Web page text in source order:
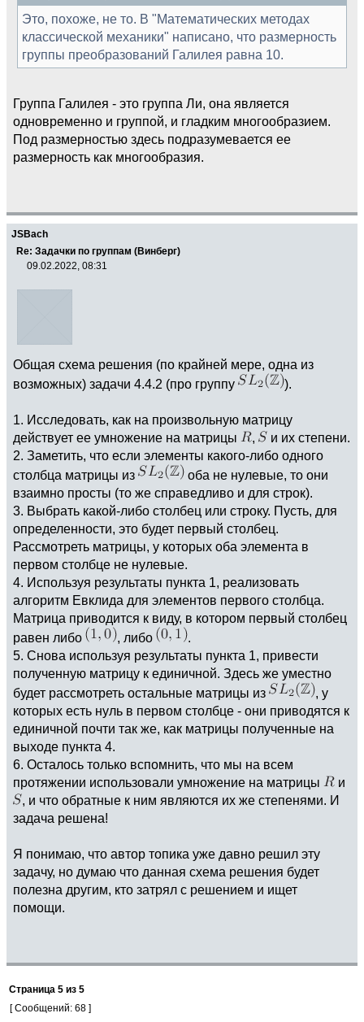
Это, похоже, не то. В "Математических методах
классической механики" написано, что размерность
группы преобразований Галилея равна 10.
Группа Галилея - это группа Ли, она является
одновременно и группой, и гладким многообразием.
Под размерностью здесь подразумевается ее
размерность как многообразия.
JSBach
Re: Задачки по группам (Винберг)
09.02.2022, 08:31
Общая схема решения (по крайней мере, одна из
возможных) задачи 4.4.2 (про группу
).
1. Исследовать, как на произвольную матрицу
действует ее умножение на матрицы
и их степени.
2. Заметить, что если элементы какого-либо одного
столбца матрицы из
оба не нулевые, то они
взаимно просты (то же справедливо и для строк).
3. Выбрать какой-либо столбец или строку. Пусть, для
определенности, это будет первый столбец.
Рассмотреть матрицы, у которых оба элемента в
первом столбце не нулевые.
4. Используя результаты пункта 1, реализовать
алгоритм Евклида для элементов первого столбца.
Матрица приводится к виду, в котором первый столбец
равен либо
, либо
5. Снова используя результаты пункта 1, привести
полученную матрицу к единичной. Здесь же уместно
будет рассмотреть остальные матрицы из
, у
которых есть нуль в первом столбце - они приводятся к
единичной почти так же, как матрицы полученные на
выходе пункта 4.
6. Осталось только вспомнить, что мы на всем
протяжении использовали умножение на матрицы
и
, и что обратные к ним являются их же степенями. И
задача решена!
Я понимаю, что автор топика уже давно решил эту
задачу, но думаю что данная схема решения будет
полезна другим, кто затрял с решением и ищет
помощи.
Страница 5 из 5
[ Сообщений: 68 ]